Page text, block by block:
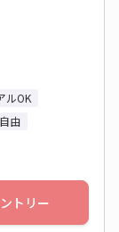
ルOK
由
トリー